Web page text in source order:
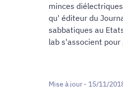
minces
qu' éditeur du
sabbatiques au
lab s'associent
Mise à jour - 15/11/